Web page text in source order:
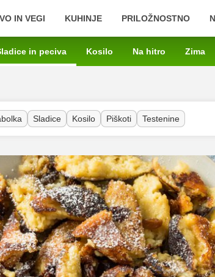
IN VEGI KUHINJE PRILOŽNOSTNO
in peciva Kosilo Na hitro Zima
Sladice Kosilo Piškoti Testenine